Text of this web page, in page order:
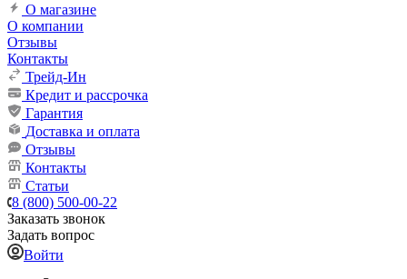
О магазине
О компании
Отзывы
Контакты
Трейд-Ин
Кредит и рассрочка
Гарантия
Доставка и оплата
Отзывы
Контакты
Статьи
8 (800) 500-00-22
Заказать звонок
Задать вопрос
Войти